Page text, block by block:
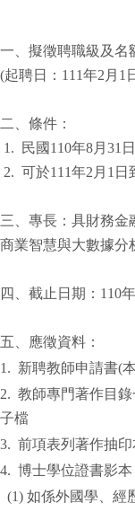
一、擬徵聘職級及名
(起聘日：111年2月1
二、條件：
1. 民國110年8月31
2. 可於111年2月1日
三、專長：具財務金
商業智慧與大數據分
四、截止日期：110
五、應徵資料：
1. 新聘教師申請書(
2. 教師專門著作目
子檔
3. 前項表列著作抽印
4. 博士學位證書影本
(1) 如係外國學、經